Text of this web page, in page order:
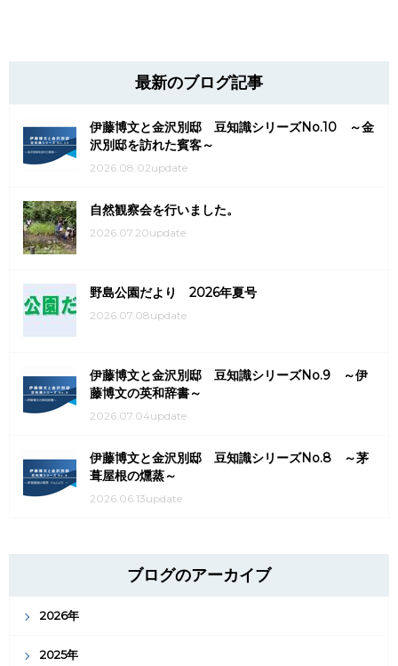
最新のブログ記事
伊藤博文と金沢別邸 豆知識シリーズNo.10 ～金
沢別邸を訪れた賓客～
2026.08.02update
自然観察会を行いました。
2026.07.20update
野島公園だより 2026年夏号
2026.07.08update
伊藤博文と金沢別邸 豆知識シリーズNo.9 ～伊
藤博文の英和辞書～
2026.07.04update
伊藤博文と金沢別邸 豆知識シリーズNo.8 ～茅
葺屋根の燻蒸～
2026.06.13update
ブログのアーカイブ
2026年
2025年